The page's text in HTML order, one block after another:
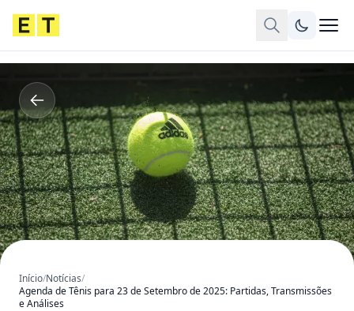
Início/Notícias/
Agenda de Tênis para 23 de Setembro de 2025: Partidas, Transmissões
e Análises